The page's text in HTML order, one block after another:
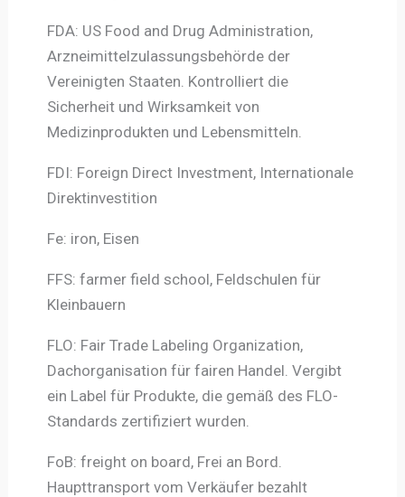
FDA: US Food and Drug Administration,
Arzneimittelzulassungsbehörde der
Vereinigten Staaten. Kontrolliert die
Sicherheit und Wirksamkeit von
Medizinprodukten und Lebensmitteln.
FDI: Foreign Direct Investment, Internationale
Direktinvestition
Fe: iron, Eisen
FFS: farmer field school, Feldschulen für
Kleinbauern
FLO: Fair Trade Labeling Organization,
Dachorganisation für fairen Handel. Vergibt
ein Label für Produkte, die gemäß des FLO-
Standards zertifiziert wurden.
FoB: freight on board, Frei an Bord.
Haupttransport vom Verkäufer bezahlt